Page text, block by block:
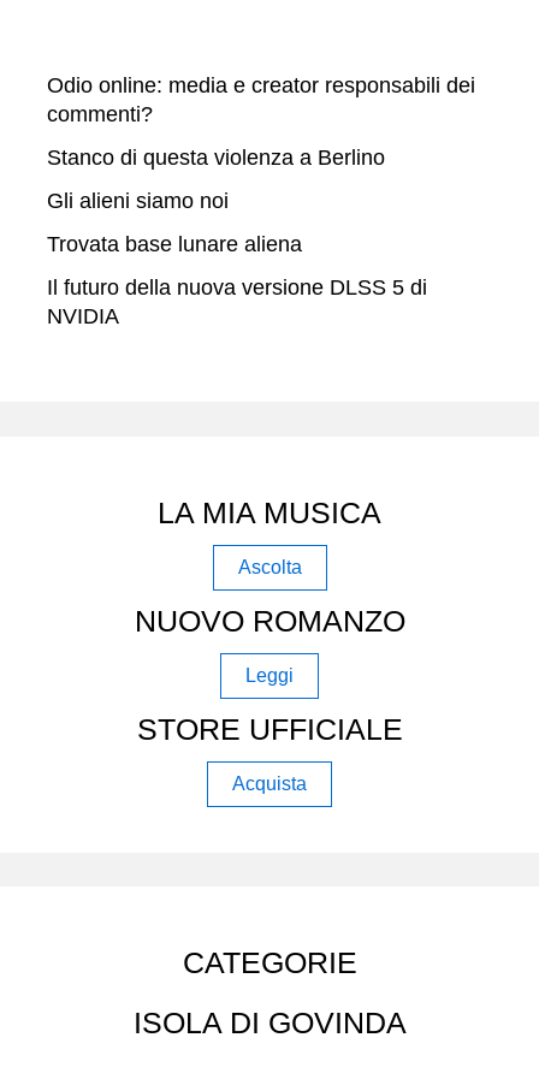
Odio online: media e creator responsabili dei
commenti?
Stanco di questa violenza a Berlino
Gli alieni siamo noi
Trovata base lunare aliena
Il futuro della nuova versione DLSS 5 di
NVIDIA
LA MIA MUSICA
Ascolta
NUOVO ROMANZO
Leggi
STORE UFFICIALE
Acquista
CATEGORIE
ISOLA DI GOVINDA